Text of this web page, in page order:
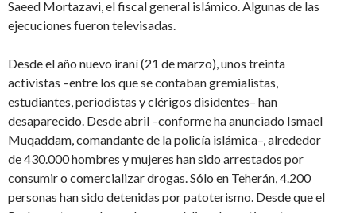
Saeed Mortazavi, el fiscal general islámico. Algunas de las
ejecuciones fueron televisadas.
Desde el año nuevo iraní (21 de marzo), unos treinta
activistas –entre los que se contaban gremialistas,
estudiantes, periodistas y clérigos disidentes– han
desaparecido. Desde abril –conforme ha anunciado Ismael
Muqaddam, comandante de la policía islámica–, alrededor
de 430.000 hombres y mujeres han sido arrestados por
consumir o comercializar drogas. Sólo en Teherán, 4.200
personas han sido detenidas por patoterismo. Desde que el